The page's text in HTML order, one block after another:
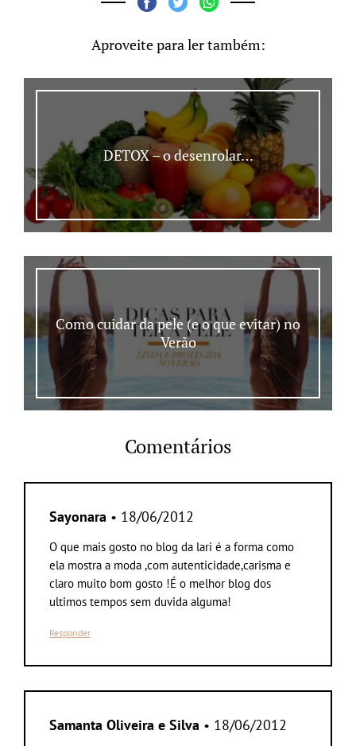
Aproveite para ler também:
DETOX – o desenrolar…
Como cuidar da pele (e o que evitar) no
Verão
Comentários
Sayonara • 18/06/2012
O que mais gosto no blog da lari é a forma como
ela mostra a moda ,com autenticidade,carisma e
claro muito bom gosto !É o melhor blog dos
ultimos tempos sem duvida alguma!
Responder
Samanta Oliveira e Silva • 18/06/2012